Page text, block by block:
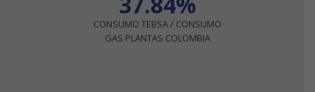
CONSUMO TEBSA / CONSUMO
GAS PLANTAS COLOMBIA